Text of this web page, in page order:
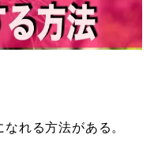
れる方法がある。